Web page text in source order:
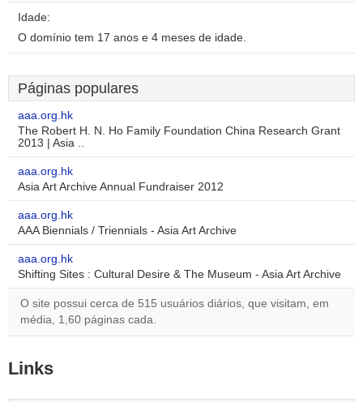
Idade:
O domínio tem 17 anos e 4 meses de idade.
Páginas populares
aaa.org.hk
The Robert H. N. Ho Family Foundation China Research Grant
2013 | Asia ..
aaa.org.hk
Asia Art Archive Annual Fundraiser 2012
aaa.org.hk
AAA Biennials / Triennials - Asia Art Archive
aaa.org.hk
Shifting Sites : Cultural Desire & The Museum - Asia Art Archive
O site possui cerca de 515 usuários diários, que visitam, em
média, 1,60 páginas cada.
Links